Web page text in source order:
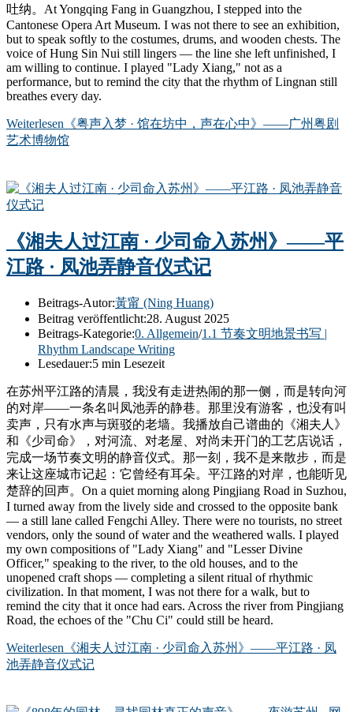
吐纳。At Yongqing Fang in Guangzhou, I stepped into the
Cantonese Opera Art Museum. I was not there to see an exhibition,
but to speak softly to the costumes, drums, and wooden chests. The
voice of Hung Sin Nui still lingers — the line she left unfinished, I
am willing to continue. I played "Lady Xiang," not as a
performance, but to remind the city that the rhythm of Lingnan still
breathes every day.
Weiterlesen 《粤声入梦 · 馆在坊中，声在心中》——广州粤剧
艺术博物馆
《湘夫人过江南 · 少司命入苏州》——平
江路 · 凤池弄静音仪式记
Beitrags-Autor:黃甯 (Ning Huang)
Beitrag veröffentlicht:28. August 2025
Beitrags-Kategorie:0. Allgemein/1.1 节奏文明地景书写 |
Rhythm Landscape Writing
Lesedauer:5 min Lesezeit
在苏州平江路的清晨，我没有走进热闹的那一侧，而是转向河
的对岸——一条名叫凤池弄的静巷。那里没有游客，也没有叫
卖声，只有水声与斑驳的老墙。我播放自己谱曲的《湘夫人》
和《少司命》，对河流、对老屋、对尚未开门的工艺店说话，
完成一场节奏文明的静音仪式。那一刻，我不是来散步，而是
来让这座城市记起：它曾经有耳朵。平江路的对岸，也能听见
楚辞的回声。On a quiet morning along Pingjiang Road in Suzhou,
I turned away from the lively side and crossed to the opposite bank
— a still lane called Fengchi Alley. There were no tourists, no street
vendors, only the sound of water and the weathered walls. I played
my own compositions of "Lady Xiang" and "Lesser Divine
Officer," speaking to the river, to the old houses, and to the
unopened craft shops — completing a silent ritual of rhythmic
civilization. In that moment, I was not there for a walk, but to
remind the city that it once had ears. Across the river from Pingjiang
Road, the echoes of the "Chu Ci" could still be heard.
Weiterlesen 《湘夫人过江南 · 少司命入苏州》——平江路 · 凤
池弄静音仪式记